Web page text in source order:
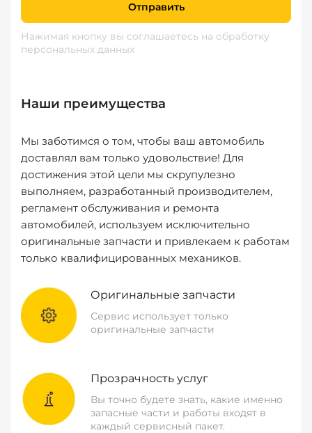
Отправить
Нажимая кнопку вы соглашаетесь на обработку
персональных данных
Наши преимущества
Мы заботимся о том, чтобы ваш автомобиль
доставлял вам только удовольствие! Для
достижения этой цели мы скрупулезно
выполняем, разработанный производителем,
регламент обслуживания и ремонта
автомобилей, используем исключительно
оригинальные запчасти и привлекаем к работам
только квалифицированных механиков.
Оригинальные запчасти
Сервис использует только
оригинальные запчасти
Прозрачность услуг
Вы точно будете знать, какие именно
запасные части и работы входят в
каждый сервисный пакет.